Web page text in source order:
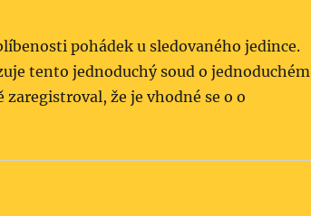
pohádek u sledovaného jedince.
tento jednoduchý soud o jednoduchém
zaregistroval, že je vhodné se o o